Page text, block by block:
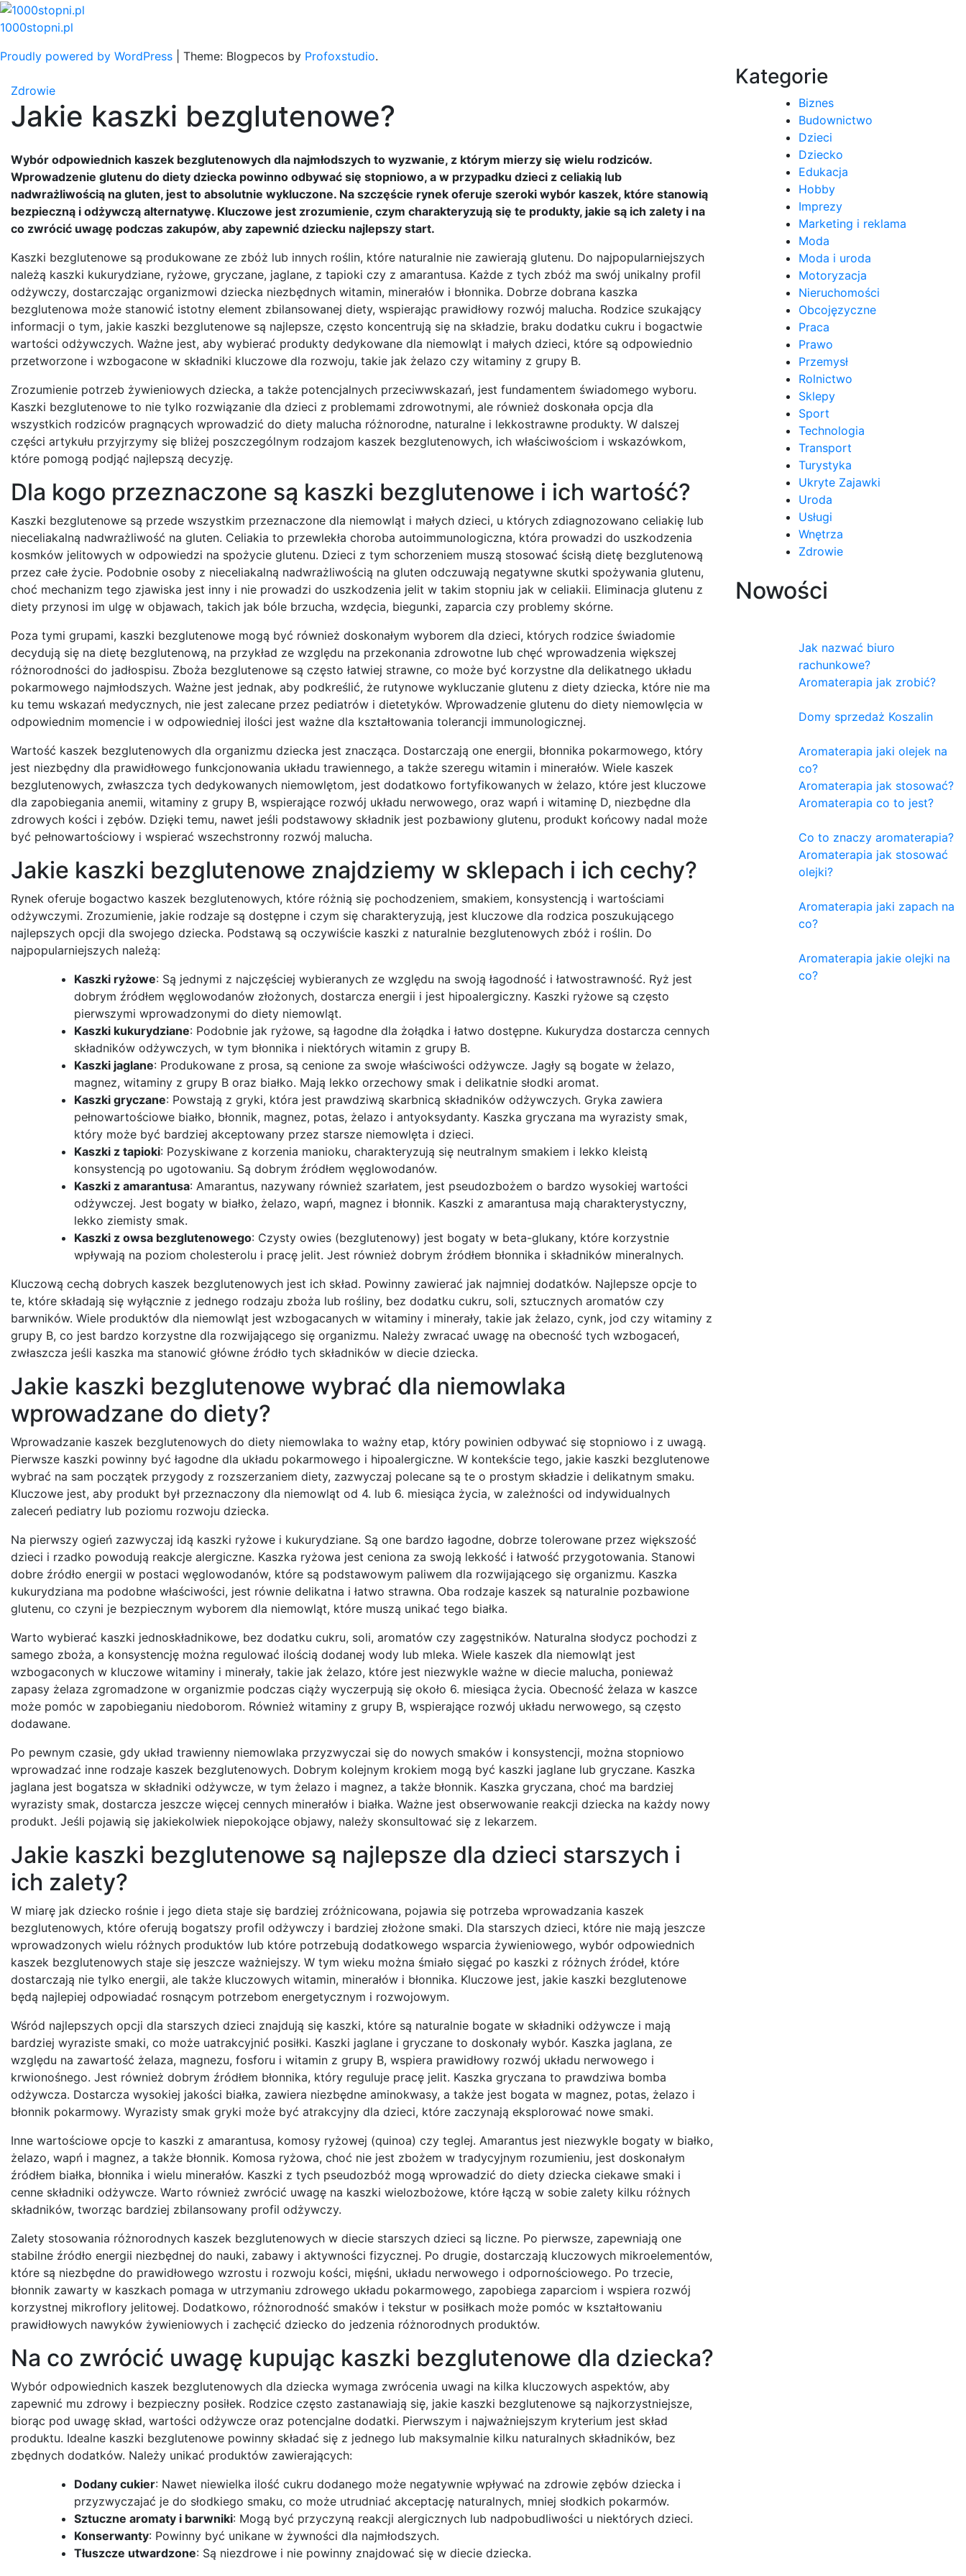
Skip
to
1000stopni.pl
Proudly powered by WordPress
Theme: Blogpecos by Profoxstudio.
Zdrowie
Jakie kaszki bezglutenowe?
Wybór odpowiednich kaszek bezglutenowych dla najmłodszych to wyzwanie, z którym mierzy się wielu rodziców.
Wprowadzenie glutenu do diety dziecka powinno odbywać się stopniowo, a w przypadku dzieci z celiakią lub
nadwrażliwością na gluten, jest to absolutnie wykluczone. Na szczęście rynek oferuje szeroki wybór kaszek, które stanowią
bezpieczną i odżywczą alternatywę. Kluczowe jest zrozumienie, czym charakteryzują się te produkty, jakie są ich zalety i na
co zwrócić uwagę podczas zakupów, aby zapewnić dziecku najlepszy start.
Kaszki bezglutenowe są produkowane ze zbóż lub innych roślin, które naturalnie nie zawierają glutenu. Do najpopularniejszych
należą kaszki kukurydziane, ryżowe, gryczane, jaglane, z tapioki czy z amarantusa. Każde z tych zbóż ma swój unikalny profil
odżywczy, dostarczając organizmowi dziecka niezbędnych witamin, minerałów i błonnika. Dobrze dobrana kaszka
bezglutenowa może stanowić istotny element zbilansowanej diety, wspierając prawidłowy rozwój malucha. Rodzice szukający
informacji o tym, jakie kaszki bezglutenowe są najlepsze, często koncentrują się na składzie, braku dodatku cukru i bogactwie
wartości odżywczych. Ważne jest, aby wybierać produkty dedykowane dla niemowląt i małych dzieci, które są odpowiednio
przetworzone i wzbogacone w składniki kluczowe dla rozwoju, takie jak żelazo czy witaminy z grupy B.
Zrozumienie potrzeb żywieniowych dziecka, a także potencjalnych przeciwwskazań, jest fundamentem świadomego wyboru.
Kaszki bezglutenowe to nie tylko rozwiązanie dla dzieci z problemami zdrowotnymi, ale również doskonała opcja dla
wszystkich rodziców pragnących wprowadzić do diety malucha różnorodne, naturalne i lekkostrawne produkty. W dalszej
części artykułu przyjrzymy się bliżej poszczególnym rodzajom kaszek bezglutenowych, ich właściwościom i wskazówkom,
które pomogą podjąć najlepszą decyzję.
Dla kogo przeznaczone są kaszki bezglutenowe i ich wartość?
Kaszki bezglutenowe są przede wszystkim przeznaczone dla niemowląt i małych dzieci, u których zdiagnozowano celiakię lub
nieceliakalną nadwrażliwość na gluten. Celiakia to przewlekła choroba autoimmunologiczna, która prowadzi do uszkodzenia
kosmków jelitowych w odpowiedzi na spożycie glutenu. Dzieci z tym schorzeniem muszą stosować ścisłą dietę bezglutenową
przez całe życie. Podobnie osoby z nieceliakalną nadwrażliwością na gluten odczuwają negatywne skutki spożywania glutenu,
choć mechanizm tego zjawiska jest inny i nie prowadzi do uszkodzenia jelit w takim stopniu jak w celiakii. Eliminacja glutenu z
diety przynosi im ulgę w objawach, takich jak bóle brzucha, wzdęcia, biegunki, zaparcia czy problemy skórne.
Poza tymi grupami, kaszki bezglutenowe mogą być również doskonałym wyborem dla dzieci, których rodzice świadomie
decydują się na dietę bezglutenową, na przykład ze względu na przekonania zdrowotne lub chęć wprowadzenia większej
różnorodności do jadłospisu. Zboża bezglutenowe są często łatwiej strawne, co może być korzystne dla delikatnego układu
pokarmowego najmłodszych. Ważne jest jednak, aby podkreślić, że rutynowe wykluczanie glutenu z diety dziecka, które nie ma
ku temu wskazań medycznych, nie jest zalecane przez pediatrów i dietetyków. Wprowadzenie glutenu do diety niemowlęcia w
odpowiednim momencie i w odpowiedniej ilości jest ważne dla kształtowania tolerancji immunologicznej.
Wartość kaszek bezglutenowych dla organizmu dziecka jest znacząca. Dostarczają one energii, błonnika pokarmowego, który
jest niezbędny dla prawidłowego funkcjonowania układu trawiennego, a także szeregu witamin i minerałów. Wiele kaszek
bezglutenowych, zwłaszcza tych dedykowanych niemowlętom, jest dodatkowo fortyfikowanych w żelazo, które jest kluczowe
dla zapobiegania anemii, witaminy z grupy B, wspierające rozwój układu nerwowego, oraz wapń i witaminę D, niezbędne dla
zdrowych kości i zębów. Dzięki temu, nawet jeśli podstawowy składnik jest pozbawiony glutenu, produkt końcowy nadal może
być pełnowartościowy i wspierać wszechstronny rozwój malucha.
Jakie kaszki bezglutenowe znajdziemy w sklepach i ich cechy?
Rynek oferuje bogactwo kaszek bezglutenowych, które różnią się pochodzeniem, smakiem, konsystencją i wartościami
odżywczymi. Zrozumienie, jakie rodzaje są dostępne i czym się charakteryzują, jest kluczowe dla rodzica poszukującego
najlepszych opcji dla swojego dziecka. Podstawą są oczywiście kaszki z naturalnie bezglutenowych zbóż i roślin. Do
najpopularniejszych należą:
Kaszki ryżowe: Są jednymi z najczęściej wybieranych ze względu na swoją łagodność i łatwostrawność. Ryż jest
dobrym źródłem węglowodanów złożonych, dostarcza energii i jest hipoalergiczny. Kaszki ryżowe są często
pierwszymi wprowadzonymi do diety niemowląt.
Kaszki kukurydziane: Podobnie jak ryżowe, są łagodne dla żołądka i łatwo dostępne. Kukurydza dostarcza cennych
składników odżywczych, w tym błonnika i niektórych witamin z grupy B.
Kaszki jaglane: Produkowane z prosa, są cenione za swoje właściwości odżywcze. Jagły są bogate w żelazo,
magnez, witaminy z grupy B oraz białko. Mają lekko orzechowy smak i delikatnie słodki aromat.
Kaszki gryczane: Powstają z gryki, która jest prawdziwą skarbnicą składników odżywczych. Gryka zawiera
pełnowartościowe białko, błonnik, magnez, potas, żelazo i antyoksydanty. Kaszka gryczana ma wyrazisty smak,
który może być bardziej akceptowany przez starsze niemowlęta i dzieci.
Kaszki z tapioki: Pozyskiwane z korzenia manioku, charakteryzują się neutralnym smakiem i lekko kleistą
konsystencją po ugotowaniu. Są dobrym źródłem węglowodanów.
Kaszki z amarantusa: Amarantus, nazywany również szarłatem, jest pseudozbożem o bardzo wysokiej wartości
odżywczej. Jest bogaty w białko, żelazo, wapń, magnez i błonnik. Kaszki z amarantusa mają charakterystyczny,
lekko ziemisty smak.
Kaszki z owsa bezglutenowego: Czysty owies (bezglutenowy) jest bogaty w beta-glukany, które korzystnie
wpływają na poziom cholesterolu i pracę jelit. Jest również dobrym źródłem błonnika i składników mineralnych.
Kluczową cechą dobrych kaszek bezglutenowych jest ich skład. Powinny zawierać jak najmniej dodatków. Najlepsze opcje to
te, które składają się wyłącznie z jednego rodzaju zboża lub rośliny, bez dodatku cukru, soli, sztucznych aromatów czy
barwników. Wiele produktów dla niemowląt jest wzbogacanych w witaminy i minerały, takie jak żelazo, cynk, jod czy witaminy z
grupy B, co jest bardzo korzystne dla rozwijającego się organizmu. Należy zwracać uwagę na obecność tych wzbogaceń,
zwłaszcza jeśli kaszka ma stanowić główne źródło tych składników w diecie dziecka.
Jakie kaszki bezglutenowe wybrać dla niemowlaka
wprowadzane do diety?
Wprowadzanie kaszek bezglutenowych do diety niemowlaka to ważny etap, który powinien odbywać się stopniowo i z uwagą.
Pierwsze kaszki powinny być łagodne dla układu pokarmowego i hipoalergiczne. W kontekście tego, jakie kaszki bezglutenowe
wybrać na sam początek przygody z rozszerzaniem diety, zazwyczaj polecane są te o prostym składzie i delikatnym smaku.
Kluczowe jest, aby produkt był przeznaczony dla niemowląt od 4. lub 6. miesiąca życia, w zależności od indywidualnych
zaleceń pediatry lub poziomu rozwoju dziecka.
Na pierwszy ogień zazwyczaj idą kaszki ryżowe i kukurydziane. Są one bardzo łagodne, dobrze tolerowane przez większość
dzieci i rzadko powodują reakcje alergiczne. Kaszka ryżowa jest ceniona za swoją lekkość i łatwość przygotowania. Stanowi
dobre źródło energii w postaci węglowodanów, które są podstawowym paliwem dla rozwijającego się organizmu. Kaszka
kukurydziana ma podobne właściwości, jest równie delikatna i łatwo strawna. Oba rodzaje kaszek są naturalnie pozbawione
glutenu, co czyni je bezpiecznym wyborem dla niemowląt, które muszą unikać tego białka.
Warto wybierać kaszki jednoskładnikowe, bez dodatku cukru, soli, aromatów czy zagęstników. Naturalna słodycz pochodzi z
samego zboża, a konsystencję można regulować ilością dodanej wody lub mleka. Wiele kaszek dla niemowląt jest
wzbogaconych w kluczowe witaminy i minerały, takie jak żelazo, które jest niezwykle ważne w diecie malucha, ponieważ
zapasy żelaza zgromadzone w organizmie podczas ciąży wyczerpują się około 6. miesiąca życia. Obecność żelaza w kaszce
może pomóc w zapobieganiu niedoborom. Również witaminy z grupy B, wspierające rozwój układu nerwowego, są często
dodawane.
Po pewnym czasie, gdy układ trawienny niemowlaka przyzwyczai się do nowych smaków i konsystencji, można stopniowo
wprowadzać inne rodzaje kaszek bezglutenowych. Dobrym kolejnym krokiem mogą być kaszki jaglane lub gryczane. Kaszka
jaglana jest bogatsza w składniki odżywcze, w tym żelazo i magnez, a także błonnik. Kaszka gryczana, choć ma bardziej
wyrazisty smak, dostarcza jeszcze więcej cennych minerałów i białka. Ważne jest obserwowanie reakcji dziecka na każdy nowy
produkt. Jeśli pojawią się jakiekolwiek niepokojące objawy, należy skonsultować się z lekarzem.
Jakie kaszki bezglutenowe są najlepsze dla dzieci starszych i
ich zalety?
W miarę jak dziecko rośnie i jego dieta staje się bardziej zróżnicowana, pojawia się potrzeba wprowadzania kaszek
bezglutenowych, które oferują bogatszy profil odżywczy i bardziej złożone smaki. Dla starszych dzieci, które nie mają jeszcze
wprowadzonych wielu różnych produktów lub które potrzebują dodatkowego wsparcia żywieniowego, wybór odpowiednich
kaszek bezglutenowych staje się jeszcze ważniejszy. W tym wieku można śmiało sięgać po kaszki z różnych źródeł, które
dostarczają nie tylko energii, ale także kluczowych witamin, minerałów i błonnika. Kluczowe jest, jakie kaszki bezglutenowe
będą najlepiej odpowiadać rosnącym potrzebom energetycznym i rozwojowym.
Wśród najlepszych opcji dla starszych dzieci znajdują się kaszki, które są naturalnie bogate w składniki odżywcze i mają
bardziej wyraziste smaki, co może uatrakcyjnić posiłki. Kaszki jaglane i gryczane to doskonały wybór. Kaszka jaglana, ze
względu na zawartość żelaza, magnezu, fosforu i witamin z grupy B, wspiera prawidłowy rozwój układu nerwowego i
krwionośnego. Jest również dobrym źródłem błonnika, który reguluje pracę jelit. Kaszka gryczana to prawdziwa bomba
odżywcza. Dostarcza wysokiej jakości białka, zawiera niezbędne aminokwasy, a także jest bogata w magnez, potas, żelazo i
błonnik pokarmowy. Wyrazisty smak gryki może być atrakcyjny dla dzieci, które zaczynają eksplorować nowe smaki.
Inne wartościowe opcje to kaszki z amarantusa, komosy ryżowej (quinoa) czy teglej. Amarantus jest niezwykle bogaty w białko,
żelazo, wapń i magnez, a także błonnik. Komosa ryżowa, choć nie jest zbożem w tradycyjnym rozumieniu, jest doskonałym
źródłem białka, błonnika i wielu minerałów. Kaszki z tych pseudozbóż mogą wprowadzić do diety dziecka ciekawe smaki i
cenne składniki odżywcze. Warto również zwrócić uwagę na kaszki wielozbożowe, które łączą w sobie zalety kilku różnych
składników, tworząc bardziej zbilansowany profil odżywczy.
Zalety stosowania różnorodnych kaszek bezglutenowych w diecie starszych dzieci są liczne. Po pierwsze, zapewniają one
stabilne źródło energii niezbędnej do nauki, zabawy i aktywności fizycznej. Po drugie, dostarczają kluczowych mikroelementów,
które są niezbędne do prawidłowego wzrostu i rozwoju kości, mięśni, układu nerwowego i odpornościowego. Po trzecie,
błonnik zawarty w kaszkach pomaga w utrzymaniu zdrowego układu pokarmowego, zapobiega zaparciom i wspiera rozwój
korzystnej mikroflory jelitowej. Dodatkowo, różnorodność smaków i tekstur w posiłkach może pomóc w kształtowaniu
prawidłowych nawyków żywieniowych i zachęcić dziecko do jedzenia różnorodnych produktów.
Na co zwrócić uwagę kupując kaszki bezglutenowe dla dziecka?
Wybór odpowiednich kaszek bezglutenowych dla dziecka wymaga zwrócenia uwagi na kilka kluczowych aspektów, aby
zapewnić mu zdrowy i bezpieczny posiłek. Rodzice często zastanawiają się, jakie kaszki bezglutenowe są najkorzystniejsze,
biorąc pod uwagę skład, wartości odżywcze oraz potencjalne dodatki. Pierwszym i najważniejszym kryterium jest skład
produktu. Idealne kaszki bezglutenowe powinny składać się z jednego lub maksymalnie kilku naturalnych składników, bez
zbędnych dodatków. Należy unikać produktów zawierających:
Dodany cukier: Nawet niewielka ilość cukru dodanego może negatywnie wpływać na zdrowie zębów dziecka i
przyzwyczajać je do słodkiego smaku, co może utrudniać akceptację naturalnych, mniej słodkich pokarmów.
Sztuczne aromaty i barwniki: Mogą być przyczyną reakcji alergicznych lub nadpobudliwości u niektórych dzieci.
Konserwanty: Powinny być unikane w żywności dla najmłodszych.
Tłuszcze utwardzone: Są niezdrowe i nie powinny znajdować się w diecie dziecka.
Kategorie
Biznes
Budownictwo
Dzieci
Dziecko
Edukacja
Hobby
Imprezy
Marketing i reklama
Moda
Moda i uroda
Motoryzacja
Nieruchomości
Obcojęzyczne
Praca
Prawo
Przemysł
Rolnictwo
Sklepy
Sport
Technologia
Transport
Turystyka
Ukryte Zajawki
Uroda
Usługi
Wnętrza
Zdrowie
Nowości
Jak nazwać biuro
rachunkowe?
Aromaterapia jak zrobić?
Domy sprzedaż Koszalin
Aromaterapia jaki olejek na
co?
Aromaterapia jak stosować?
Aromaterapia co to jest?
Co to znaczy aromaterapia?
Aromaterapia jak stosować
olejki?
Aromaterapia jaki zapach na
co?
Aromaterapia jakie olejki na
co?